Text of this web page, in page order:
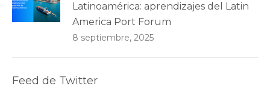
Latinoamérica: aprendizajes del Latin
America Port Forum
8 septiembre, 2025
Feed de Twitter